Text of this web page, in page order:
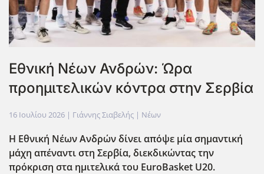
Εθνική Νέων Ανδρών: Ώρα
προημιτελικών κόντρα στην Σερβία
16 Ιουλίου 2026 | Γιάννης Σιαβελής | Νέων
Η Εθνική Νέων Ανδρών δίνει απόψε μία σημαντική
μάχη απέναντι στη Σερβία, διεκδικώντας την
πρόκριση στα ημιτελικά του EuroBasket U20.